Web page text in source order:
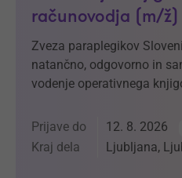
računovodja (m/ž)
Zveza paraplegikov
natančno, odgovorno in
vodenje operativnega
Prijave do 12. 8. 2026
Kraj dela Ljubljana,